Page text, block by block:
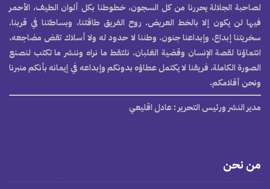
لصاحبة الجلالة يحررنا من كل السجون، خطوطنا بكل ألوان الطيف، الأحمر
فيها لن يكون إلا بالخط العريض. روح الفريق طاقتنا، وبساطتنا في قربنا.
سخريتنا إبداع، وإبداعنا جنون. وطننا لا حدود له ولا أسلاك تقض مضاجعه.
انتماؤنا لقصة الإنسان وقضية الغلبان. نلتقط ما نراه وننشر ما تكتب لنصنع
الصورة الكاملة. فريقنا لا يكتمل عطاؤه بدونكم وإبداعه في إيمانه بأنكم منبرنا
ونحن أقلامكم.
مدير النشر ورئيس التحرير : عادل اقليعي
من نحن